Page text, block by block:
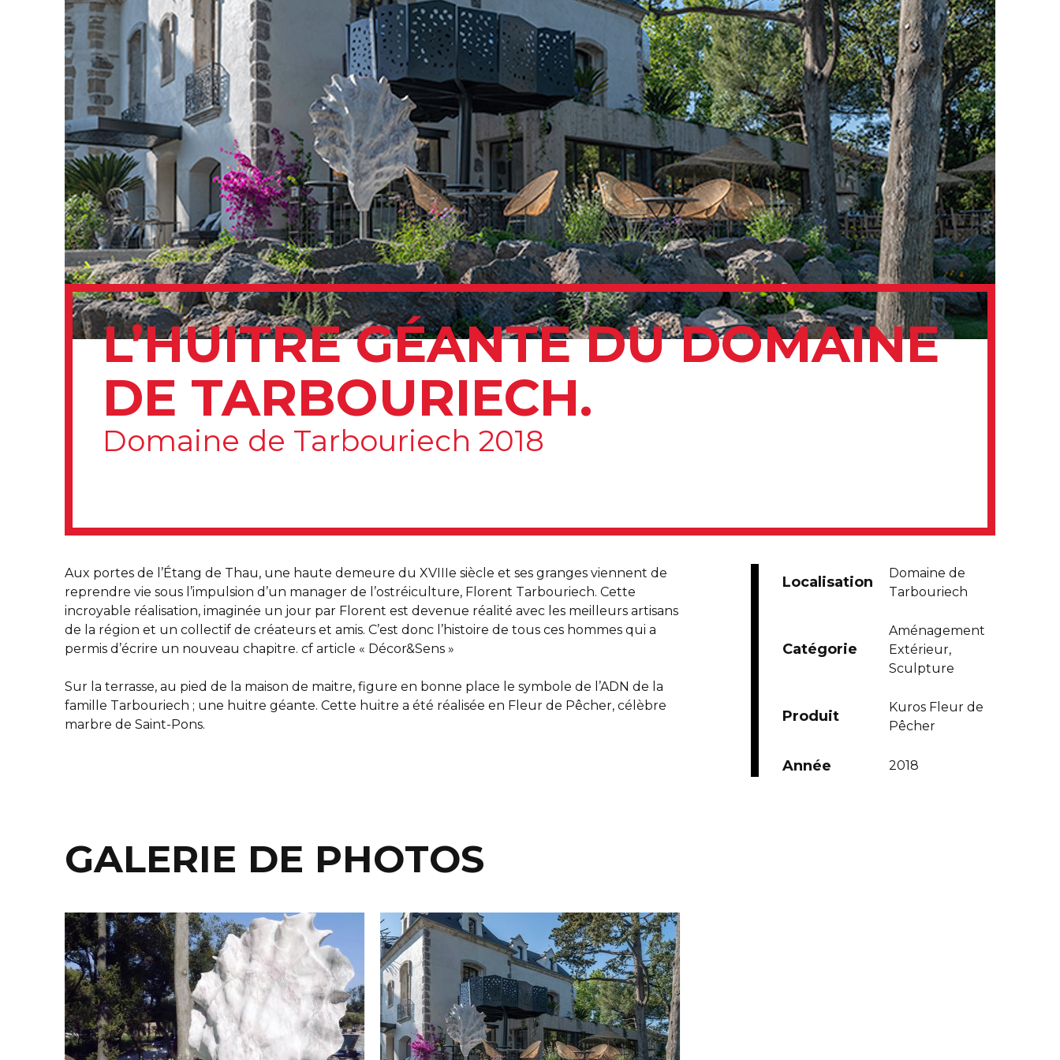
L’HUITRE GÉANTE DU DOMAINE
DE TARBOURIECH.
Domaine de Tarbouriech 2018
Aux portes de l’Étang de Thau, une haute demeure du XVIIIe siècle et ses granges viennent de
reprendre vie sous l’impulsion d’un manager de l’ostréiculture, Florent Tarbouriech. Cette
incroyable réalisation, imaginée un jour par Florent est devenue réalité avec les meilleurs artisans
de la région et un collectif de créateurs et amis. C’est donc l’histoire de tous ces hommes qui a
permis d’écrire un nouveau chapitre. cf article « Décor&Sens »
Sur la terrasse, au pied de la maison de maitre, figure en bonne place le symbole de l’ADN de la
famille Tarbouriech ; une huitre géante. Cette huitre a été réalisée en Fleur de Pêcher, célèbre
marbre de Saint-Pons.
Localisation
Domaine de
Tarbouriech
Catégorie
Aménagement
Extérieur,
Sculpture
Produit
Kuros Fleur de
Pêcher
Année 2018
GALERIE DE PHOTOS